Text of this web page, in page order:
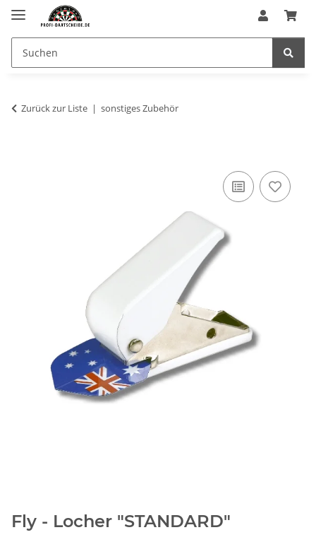
Zurück zur Liste sonstiges Zubehör
Fly - Locher "STANDARD"